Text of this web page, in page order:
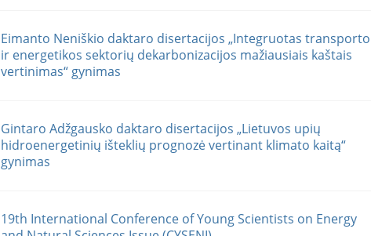
Eimanto Neniškio daktaro disertacijos „Integruotas transporto
ir energetikos sektorių dekarbonizacijos mažiausiais kaštais
vertinimas“ gynimas
Gintaro Adžgausko daktaro disertacijos „Lietuvos upių
hidroenergetinių išteklių prognozė vertinant klimato kaitą“
gynimas
19th International Conference of Young Scientists on Energy